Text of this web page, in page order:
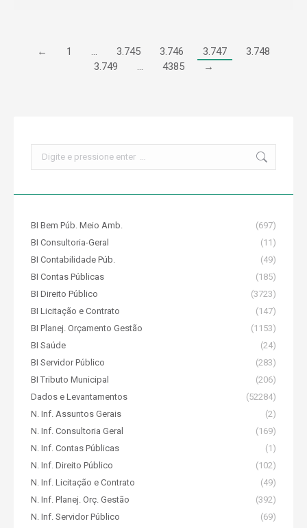
← 1 … 3.745 3.746 3.747
3.748
3.749
… 4385 →
BI Bem Púb. Meio Amb.
(697)
BI Consultoria-Geral
(11)
BI Contabilidade Púb.
(49)
BI Contas Públicas
(185)
BI Direito Público
(3723)
BI Licitação e Contrato
(147)
BI Planej. Orçamento Gestão
(1153)
BI Saúde
(24)
BI Servidor Público
(283)
BI Tributo Municipal
(206)
Dados e Levantamentos
(52284)
N. Inf. Assuntos Gerais
(2)
N. Inf. Consultoria Geral
(169)
N. Inf. Contas Públicas
(1)
N. Inf. Direito Público
(102)
N. Inf. Licitação e Contrato
(49)
N. Inf. Planej. Orç. Gestão
(392)
N. Inf. Servidor Público
(69)